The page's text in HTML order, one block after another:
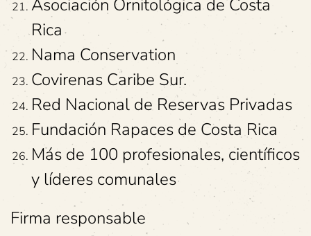
Asociación Ornitológica de Costa
Rica
Nama Conservation
Covirenas Caribe Sur.
Red Nacional de Reservas Privadas
Fundación Rapaces de Costa Rica
Más de 100 profesionales, científicos
y líderes comunales
Firma responsable